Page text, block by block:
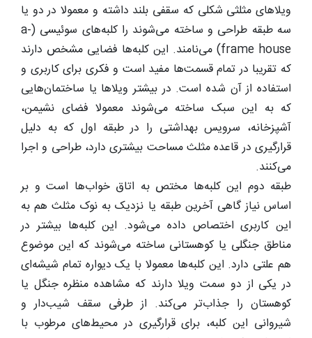
ویلاهای مثلثی شکلی که سقفی بلند داشته و معمولا در دو یا
سه طبقه طراحی و ساخته می‌شوند را کلبه‌های سوئیسی (a-
frame house) می‌نامند. این کلبه‌ها فضایی مشخص دارند
که تقریبا در تمام قسمت‌ها مفید است و فکری برای کاربری و
استفاده از آن شده است. در بیشتر ویلاها یا ساختمان‌هایی
که به این سبک ساخته می‌شوند معمولا فضای نشیمن،
آشپزخانه، سرویس بهداشتی را در طبقه اول که به دلیل
قرارگیری در قاعده مثلث مساحت بیشتری دارد، طراحی و اجرا
می‌کنند.
طبقه دوم این کلبه‌ها مختص به اتاق خواب‌ها است و بر
اساس نیاز گاهی آخرین طبقه یا نزدیک به نوک مثلث هم به
این کاربری اختصاص داده می‌شود. این کلبه‌ها بیشتر در
مناطق جنگلی یا کوهستانی ساخته می‌شوند که این موضوع
هم علتی دارد. این کلبه‌ها معمولا با یک دیواره تمام شیشه‌ای
در یکی از دو سمت ویلا دارند که مشاهده منظره جنگل یا
کوهستان را جذاب‌تر می‌کند. از طرفی سقف شیب‌دار و
شیروانی این کلبه، برای قرارگیری در محیط‌های مرطوب با